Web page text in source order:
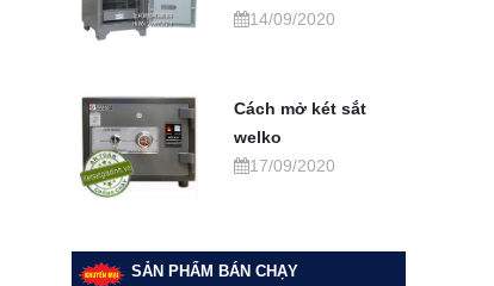
14/09/2020
Cách mở két sắt
welko
17/09/2020
SẢN PHẨM BÁN CHẠY